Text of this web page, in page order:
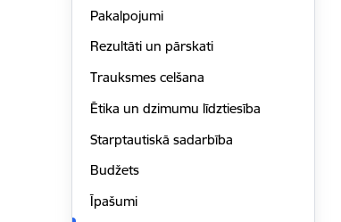
Pakalpojumi
Rezultāti un pārskati
Trauksmes celšana
Ētika un dzimumu līdztiesība
Starptautiskā sadarbība
Budžets
Īpašumi